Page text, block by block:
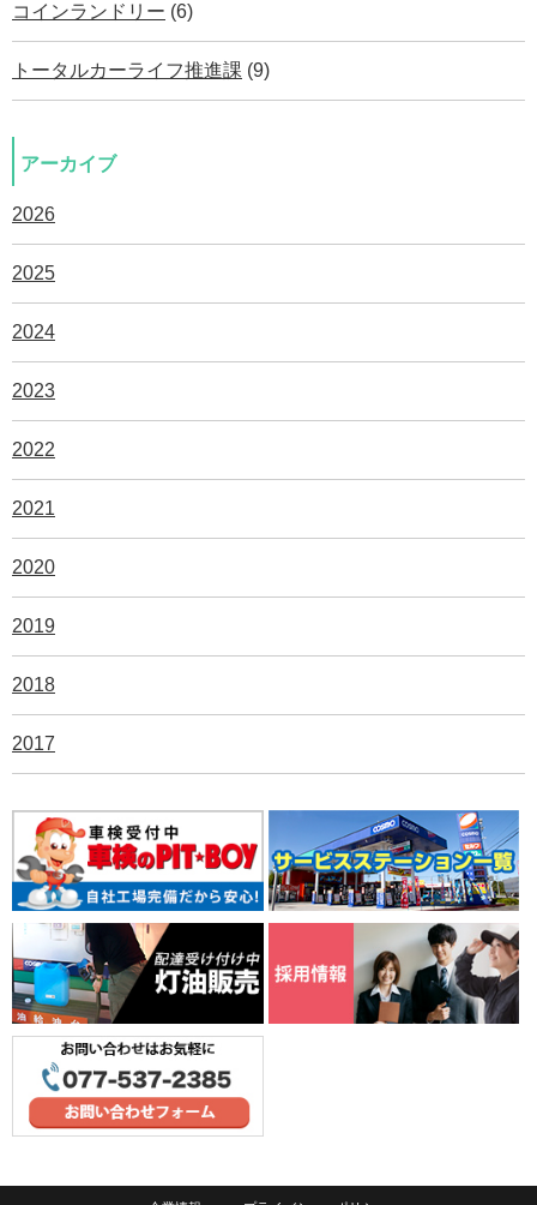
コインランドリー (6)
トータルカーライフ推進課 (9)
アーカイブ
2026
2025
2024
2023
2022
2021
2020
2019
2018
2017